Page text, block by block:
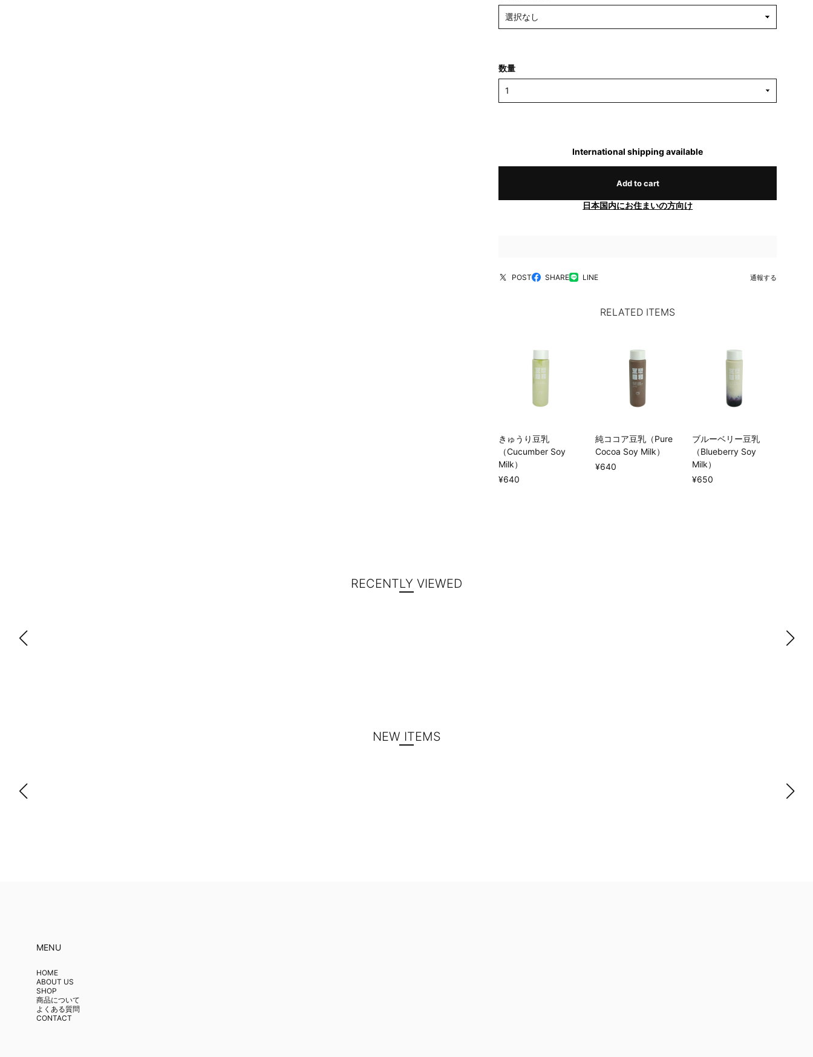
数量
International shipping available
Add to cart
日本国内にお住まいの方向け
POST SHARE LINE 通報する
RELATED ITEMS
きゅうり豆乳
（Cucumber Soy
Milk）
¥640
純ココア豆乳（Pure
Cocoa Soy Milk）
¥640
ブルーベリー豆乳
（Blueberry Soy
Milk）
¥650
RECENTLY VIEWED
NEW ITEMS
MENU
HOME
ABOUT US
SHOP
商品について
よくある質問
CONTACT